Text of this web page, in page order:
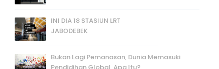
INI DIA 18 STASIUN LRT
JABODEBEK
Bukan Lagi Pemanasan, Dunia Memasuki